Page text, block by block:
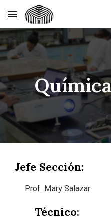
Skip to main content
Jefe Sección:
Prof. Mary Salazar
Técnico: